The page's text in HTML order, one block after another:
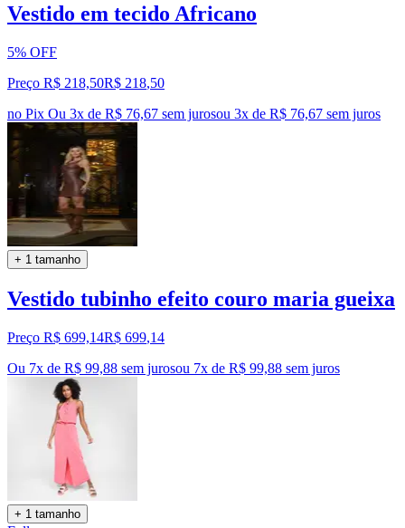
Vestido em tecido Africano
5% OFF
Preço R$ 218,50R$ 218,50
no Pix Ou 3x de R$ 76,67 sem jurosou 3x de R$ 76,67 sem juros
+ 1 tamanho
Vestido tubinho efeito couro maria gueixa
Preço R$ 699,14R$ 699,14
Ou 7x de R$ 99,88 sem jurosou 7x de R$ 99,88 sem juros
+ 1 tamanho